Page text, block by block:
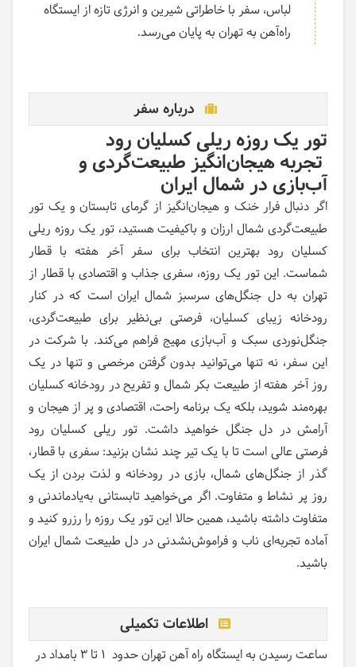
لباس، سفر با خاطراتی شیرین و انرژی تازه از ایستگاه
راه‌آهن به تهران به پایان می‌رسد.
درباره سفر
تور یک روزه ریلی کسلیان رود
تجربه هیجان‌انگیز طبیعت‌گردی و
آب‌بازی در شمال ایران
اگر دنبال فرار خنک و هیجان‌انگیز از گرمای تابستان و یک تور
طبیعت‌گردی شمال ارزان و باکیفیت هستید، تور یک روزه ریلی
کسلیان رود بهترین انتخاب برای سفر آخر هفته با قطار
شماست. این تور یک روزه، سفری جذاب و اقتصادی با قطار از
تهران به دل جنگل‌های سرسبز شمال ایران است که در کنار
رودخانه زیبای کسلیان، فرصتی بی‌نظیر برای طبیعت‌گردی،
جنگل‌نوردی سبک و آب‌بازی مهیج فراهم می‌کند. با شرکت در
این سفر، نه تنها می‌توانید بدون گرفتن مرخصی و تنها در یک
روز آخر هفته از طبیعت بکر شمال و تفریح در رودخانه کسلیان
بهره‌مند شوید، بلکه یک برنامه راحت، اقتصادی و پر از هیجان و
آرامش در دل جنگل خواهید داشت. تور ریلی کسلیان رود
فرصتی عالی است تا با یک تیر چند نشان بزنید: سفری با قطار،
گذر از جنگل‌های شمال، بازی در رودخانه و لذت بردن از یک
روز پر نشاط و متفاوت. اگر می‌خواهید تابستانی به‌یادماندنی و
متفاوت داشته باشید، همین حالا این تور یک روزه را رزرو کنید و
آماده تجربه‌ای ناب و فراموش‌نشدنی در دل طبیعت شمال ایران
باشید.
اطلاعات تکمیلی
ساعت رسیدن به ایستگاه راه آهن تهران حدود 1 تا 3 بامداد در